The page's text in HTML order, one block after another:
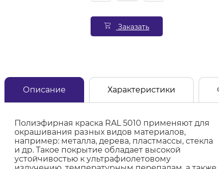
Заказать
Описание Характеристики
Полиэфирная краска RAL 5010 применяют для
окрашивания разных видов материалов,
например: металла, дерева, пластмассы, стекла
и др. Такое покрытие обладает высокой
устойчивостью к ультрафиолетовому